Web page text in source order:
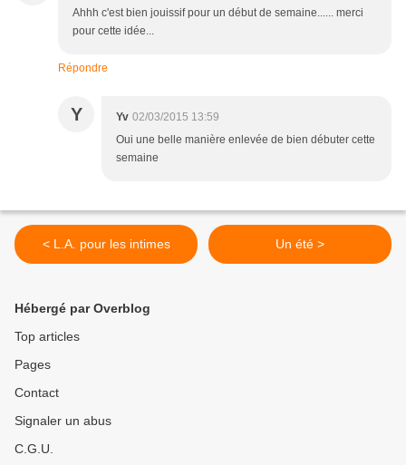
Ahhh c'est bien jouissif pour un début de semaine...... merci
pour cette idée...
Répondre
Y Yv 02/03/2015 13:59
Oui une belle manière enlevée de bien débuter cette
semaine
< L.A. pour les intimes Un été >
Hébergé par Overblog
Top articles
Pages
Contact
Signaler un abus
C.G.U.